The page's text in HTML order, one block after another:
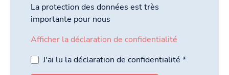
La protection des données est très
importante pour nous
Afficher la déclaration de confidentialité
J'ai lu la déclaration de confidentialité *